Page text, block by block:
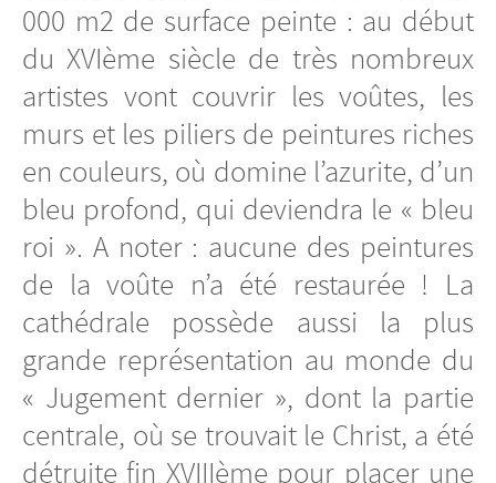
000 m2 de surface peinte : au début
du XVIème siècle de très nombreux
artistes vont couvrir les voûtes, les
murs et les piliers de peintures riches
en couleurs, où domine l’azurite, d’un
bleu profond, qui deviendra le « bleu
roi ». A noter : aucune des peintures
de la voûte n’a été restaurée ! La
cathédrale possède aussi la plus
grande représentation au monde du
« Jugement dernier », dont la partie
centrale, où se trouvait le Christ, a été
détruite fin XVIIIème pour placer une